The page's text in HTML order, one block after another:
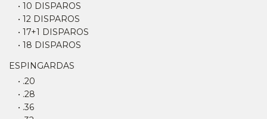
• 10 DISPAROS
• 12 DISPAROS
• 17+1 DISPAROS
• 18 DISPAROS
ESPINGARDAS
• .20
• .28
• .36